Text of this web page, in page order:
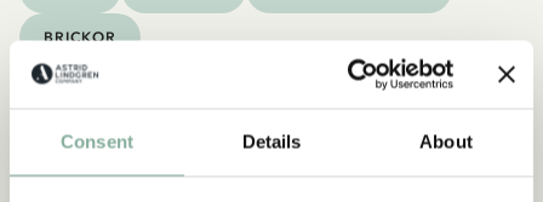
Consent Details About
BRICKOR